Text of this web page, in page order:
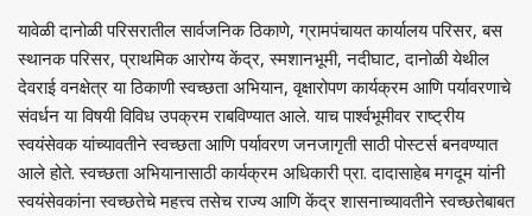
यावेळी दानोळी परिसरातील सार्वजनिक ठिकाणे, ग्रामपंचायत कार्यालय परिसर, बस
स्थानक परिसर, प्राथमिक आरोग्य केंद्र, स्मशानभूमी, नदीघाट, दानोळी येथील
देवराई वनक्षेत्र या ठिकाणी स्वच्छता अभियान, वृक्षारोपण कार्यक्रम आणि पर्यावरणाचे
संवर्धन या विषयी विविध उपक्रम राबविण्यात आले. याच पार्श्वभूमीवर राष्ट्रीय
स्वयंसेवक यांच्यावतीने स्वच्छता आणि पर्यावरण जनजागृती साठी पोस्टर्स बनवण्यात
आले होते. स्वच्छता अभियानासाठी कार्यक्रम अधिकारी प्रा. दादासाहेब मगदूम यांनी
स्वयंसेवकांना स्वच्छतेचे महत्त्व तसेच राज्य आणि केंद्र शासनाच्यावतीने स्वच्छतेबाबत